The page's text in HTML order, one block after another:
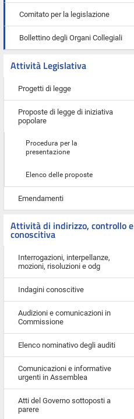
Comitato per la legislazione
Bollettino degli Organi Collegiali
Attività Legislativa
Progetti di legge
Proposte di legge di iniziativa
popolare
Procedura per la
presentazione
Elenco delle proposte
Emendamenti
Attività di indirizzo, controllo e
conoscitiva
Interrogazioni, interpellanze,
mozioni, risoluzioni e odg
Indagini conoscitive
Audizioni e comunicazioni in
Commissione
Elenco nominativo degli auditi
Comunicazioni e informative
urgenti in Assemblea
Atti del Governo sottoposti a
parere